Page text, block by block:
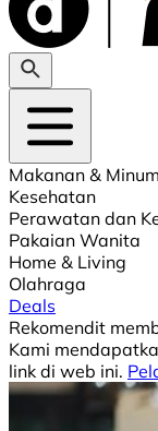
Makanan &
Kesehatan
Perawatan dan
Pakaian Wanita
Home & Living
Olahraga
Deals
Rekomendit
Kami
link di web ini.